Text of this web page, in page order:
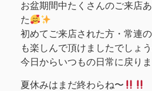
お盆期間中たくさんのご来店
た
初めてご来店された方・常連
も楽しんで頂けましたでしょ
今日からいつもの日常に戻り
夏休みはまだ終わらね〜